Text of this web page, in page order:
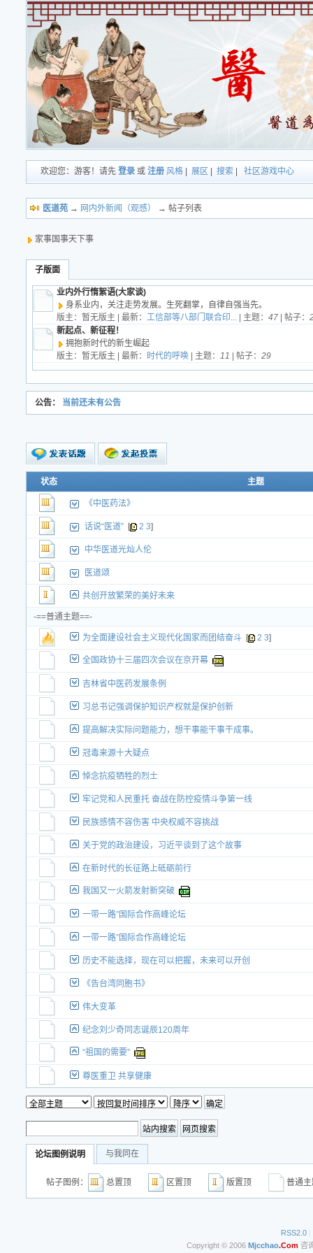
欢迎您：游客！请先 登录 或 注册 风格 展区 搜索 社区游戏中心
医道苑 → 网内外新闻（观感） → 帖子列表
家事国事天下事
子版面
业内外行惰絮语(大家谈)
身系业内，关注走势发展。生死翻掌，自律自强当先。
版主：暂无版主 | 最新： 工信部等八部门联合印... | 主题： 47 | 帖子：
新起点、新征程！
拥抱新时代的新生崛起
版主：暂无版主 | 最新： 时代的呼唤 | 主题： 11 | 帖子： 29
公告： 当前还未有公告
新的主题
投票帖
交易帖
新小字报
状态 主题
《中医药法》
话说“医道” [ 2 3]
中华医道光灿人伦
医道颂
共创开放繁荣的美好未来
-==普通主题==-
为全面建设社会主义现代化国家而团结奋斗 [ 2 3]
全国政协十三届四次会议在京开幕
吉林省中医药发展条例
习总书记强调保护知识产权就是保护创新
提高解决实际问题能力，想干事能干事干成事。
冠毒来源十大疑点
悼念抗疫牺牲的烈士
牢记党和人民重托 奋战在防控疫情斗争第一线
民族感情不容伤害 中央权威不容挑战
关于党的政治建设，习近平谈到了这个故事
在新时代的长征路上砥砺前行
我国又一火箭发射新突破
一带一路”国际合作高峰论坛
一带一路”国际合作高峰论坛
历史不能选择，现在可以把握，未来可以开创
《告台湾同胞书》
伟大变革
纪念刘少奇同志诞辰120周年
“祖国的需要”
尊医重卫 共享健康
论坛图例说明 与我同在
帖子图例： 总置顶 区置顶 版置顶 普
RSS2.0 |
Copyright © 2006 Mjcchao.Com咨